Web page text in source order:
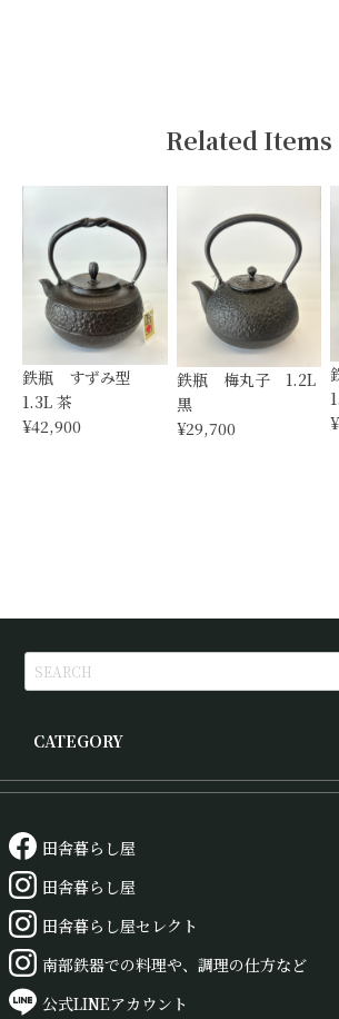
Related Items
鉄瓶 すずみ型
1.3L 茶
¥42,900
鉄瓶 梅丸子 1.2L
黒
¥29,700
CATEGORY
田舎暮らし屋
田舎暮らし屋
田舎暮らし屋セレクト
南部鉄器での料理や、調理の仕方など
公式LINEアカウント